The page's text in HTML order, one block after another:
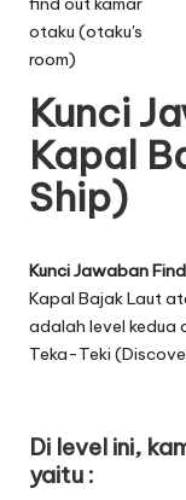
Kunci
Kapal
Ship)
Kunci Jawaban
Kapal Bajak Laut
adalah level kedua
Teka-Teki
Di level ini,
yaitu :